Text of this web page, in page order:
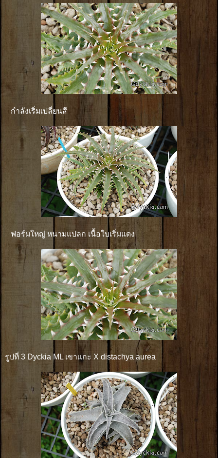
กำลังเริ่มเปลี่ยนสี
ฟอร์มใหญ่ หนามแปลก เนื้อใบเริ่มแดง
รูปที่ 3 Dyckia ML เขาเเกะ X distachya aurea